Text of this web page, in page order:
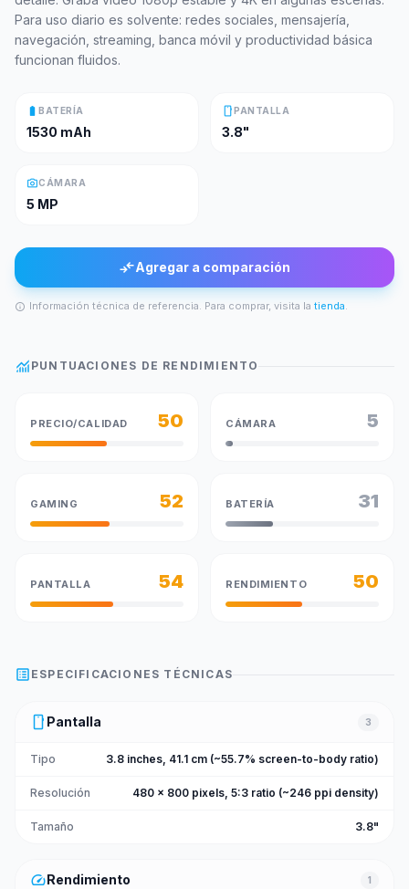
Para uso diario es solvente: redes sociales, mensajería,
navegación, streaming, banca móvil y productividad básica
funcionan fluidos.
battery_full BATERÍA
1530 mAh
smartphonePANTALLA
3.8"
photo_cameraCÁMARA
5 MP
compare_arrowsAgregar a comparación
info Información técnica de referencia. Para comprar, visita la tienda.
monitoring PUNTUACIONES DE RENDIMIENTO
PRECIO/CALIDAD 50 CÁMARA 5
GAMING 52 BATERÍA 31
PANTALLA 54 RENDIMIENTO 50
list_alt ESPECIFICACIONES TÉCNICAS
smartphone Pantalla 3
Tipo 3.8 inches, 41.1 cm (~55.7% screen-to-body ratio)
Resolución 480 x 800 pixels, 5:3 ratio (~246 ppi density)
Tamaño 3.8"
speedRendimiento 1